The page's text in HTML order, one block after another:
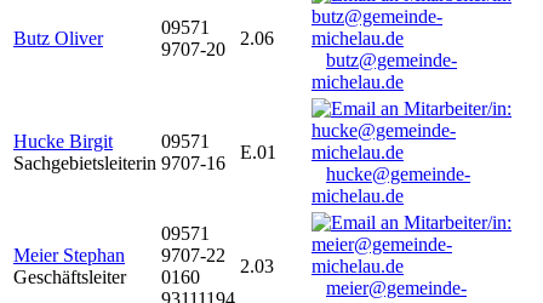
Butz Oliver
09571
9707-20
2.06
butz@gemeinde-
michelau.de
Hucke Birgit
Sachgebietsleiterin
09571
9707-16
E.01
hucke@gemeinde-
michelau.de
Meier Stephan
Geschäftsleiter
09571
9707-22
0160
93111194
2.03
meier@gemeinde-